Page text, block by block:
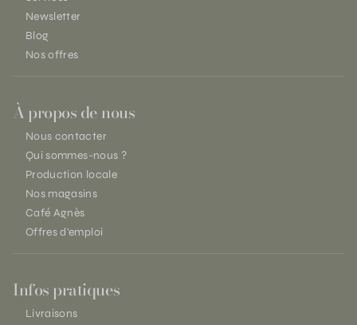
Newsletter
Blog
Nos offres
À propos de nous
Nous contacter
Qui sommes-nous ?
Production locale
Nos magasins
Café Agnès
Offres d'emploi
Infos pratiques
Livraisons